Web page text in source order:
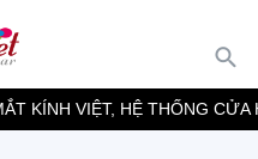
KÍNH VIỆT, HỆ THỐNG CỬA